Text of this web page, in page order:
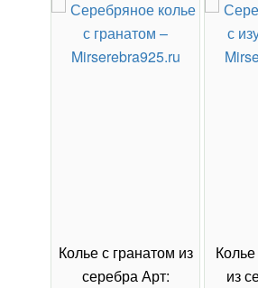
Колье с гранатом из
серебра Арт:
из